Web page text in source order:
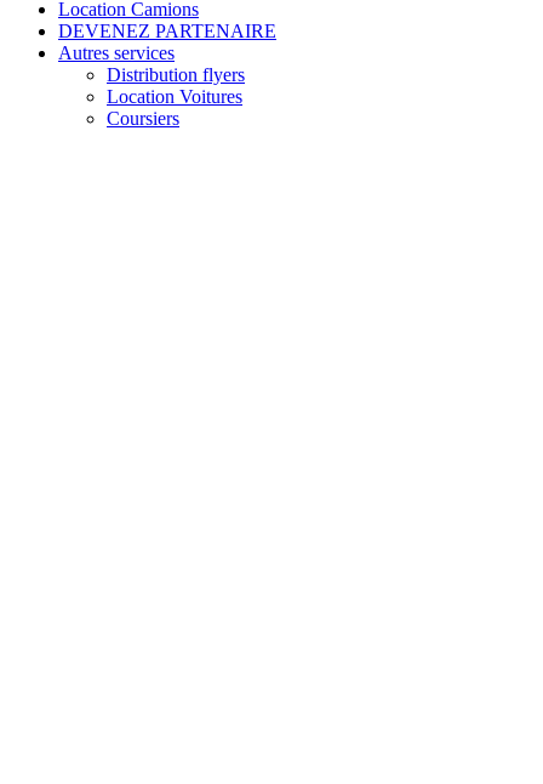
Location Camions
DEVENEZ PARTENAIRE
Autres services
Distribution flyers
Location Voitures
Coursiers